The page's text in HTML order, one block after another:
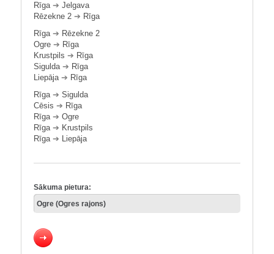
Rīga➔ Jelgava
Rēzekne 2 ➔ Rīga
Rīga➔ Rēzekne 2
Ogre ➔ Rīga
Krustpils ➔ Rīga
Sigulda➔ Rīga
Liepāja➔ Rīga
Rīga➔ Sigulda
Cēsis ➔ Rīga
Rīga➔ Ogre
Rīga➔ Krustpils
Rīga➔ Liepāja
Sākuma pietura: